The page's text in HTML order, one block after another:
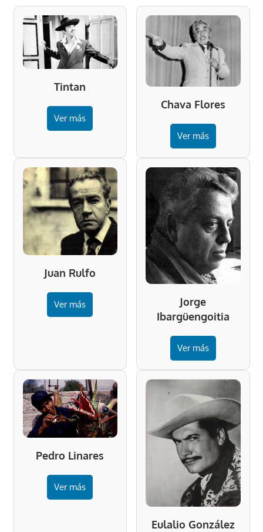
Tintan
Ver más
Chava Flores
Ver más
Juan Rulfo
Ver más
Jorge
Ibargüengoitia
Ver más
Pedro Linares
Ver más
Eulalio González